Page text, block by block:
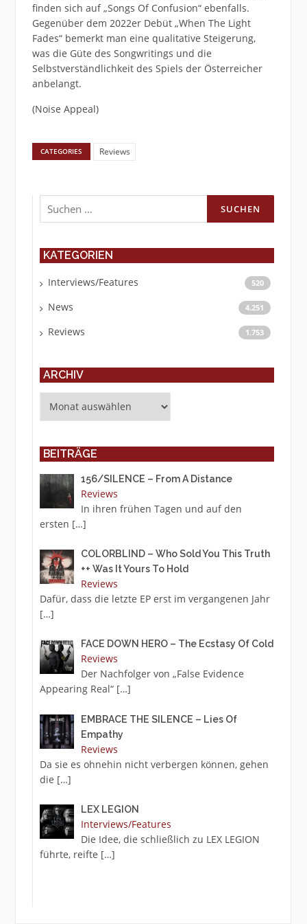
finden sich auf „Songs Of Confusion“ ebenfalls.
Gegenüber dem 2022er Debüt „When The Light
Fades“ bemerkt man eine qualitative Steigerung,
was die Güte des Songwritings und die
Selbstverständlichkeit des Spiels der Österreicher
anbelangt.
(Noise Appeal)
CATEGORIES Reviews
Suchen
nach:
KATEGORIEN
Interviews/Features 520
News 4.251
Reviews 1.753
ARCHIV
BEITRÄGE
156/SILENCE – From A Distance
Reviews
In ihren frühen Tagen und auf den
ersten […]
COLORBLIND – Who Sold You This Truth
++ Was It Yours To Hold
Reviews
Dafür, dass die letzte EP erst im vergangenen Jahr
[…]
FACE DOWN HERO – The Ecstasy Of Cold
Reviews
Der Nachfolger von „False Evidence
Appearing Real“ […]
EMBRACE THE SILENCE – Lies Of
Empathy
Reviews
Da sie es ohnehin nicht verbergen können, gehen
die […]
LEX LEGION
Interviews/Features
Die Idee, die schließlich zu LEX LEGION
führte, reifte […]